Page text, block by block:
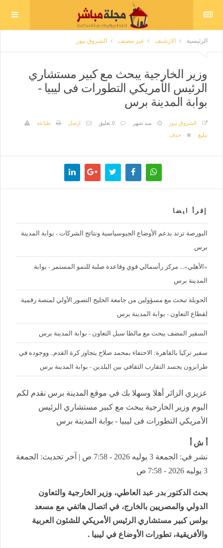
الرئيسية الارشيف غير مصنف الشروق نيوز
وزير الخارجية يبحث مع كبير مستشاري
الرئيس الأمريكي التطورات فى ليبيا -
بوابة المدينة برس
الشروق نيوز منذ شهر 0 تعليق ارسل
طباعة
تبليغ
حذف
إقرأ ايضا
البورصة ترتد بدعم الأوضاع الجيوسياسية ونتائج الشركات - بوابة المدينة
برس
«الأهلي»... مركز رأسمالي قوي وقاعدة صلبة للنمو المستمر - بوابة
المدينة برس
الحويلة تبحث مع مسؤولين من جامعة الخليج التصور الأولي لمنصة رقمية
لقطاع التعاون - بوابة المدينة برس
السفير المضف يبحث مع مالطا سبل التعاون - بوابة المدينة برس
سفير تركيا بالقاهرة: الاحتفاء بمحمد صلاح يتجاوز كرة القدم.. ووجوده في
طرابزون يجسد التقارب الثقافي بين البلدين - بوابة المدينة برس
عزيزي الزائر أهلا وسهلا بك في موقع المدينة برس نقدم لكم
اليوم وزير الخارجية يبحث مع كبير مستشاري الرئيس
الأمريكي التطورات فى ليبيا - بوابة المدينة برس
أ ش أ
نشر في: الجمعة 3 يوليه 2026 - 7:58 ص | آخر تحديث: الجمعة
3 يوليه 2026 - 7:58 ص
بحث الدكتور بدر عبد العاطي، وزير الخارجية والتعاون
الدولي والمصريين بالخارج، في اتصال هاتفي مع مسعد
بولس كبير مستشاري الرئيس الأمريكي للشئون العربية
والأفريقية، تطورات الأوضاع في ليبيا .